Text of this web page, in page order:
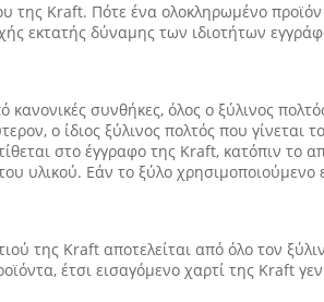
Kraft. Πότε ένα ολοκληρωμένο προϊόν
εκτατής δύναμης των ιδιοτήτων
συνθήκες, όλος ο ξύλινος
ο ίδιος ξύλινος πολτός που γίνεται
στο έγγραφο της Kraft, κατόπιν το
υλικού. Εάν το ξύλο χρησιμοποιούμενο
της Kraft αποτελείται από όλο τον
έτσι εισαγόμενο χαρτί της Kraft